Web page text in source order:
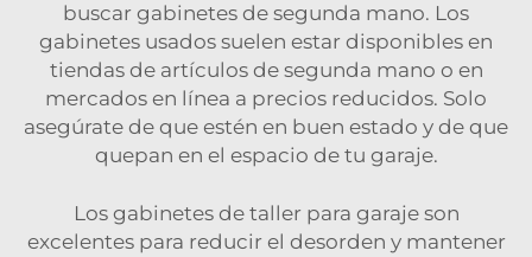
buscar gabinetes de segunda mano. Los
gabinetes usados suelen estar disponibles en
tiendas de artículos de segunda mano o en
mercados en línea a precios reducidos. Solo
asegúrate de que estén en buen estado y de que
quepan en el espacio de tu garaje.
Los gabinetes de taller para garaje son
excelentes para reducir el desorden y mantener